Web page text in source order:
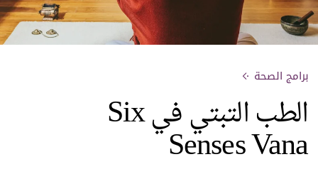
برامج الصحة
الطب التبتي في Six
Senses Vana